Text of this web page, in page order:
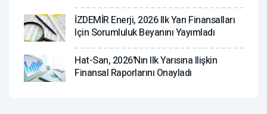
İZDEMİR Enerji, 2026 Ilk Yarı Finansalları
Için Sorumluluk Beyanını Yayımladı
Hat-San, 2026'nın Ilk Yarısına Ilişkin
Finansal Raporlarını Onayladı